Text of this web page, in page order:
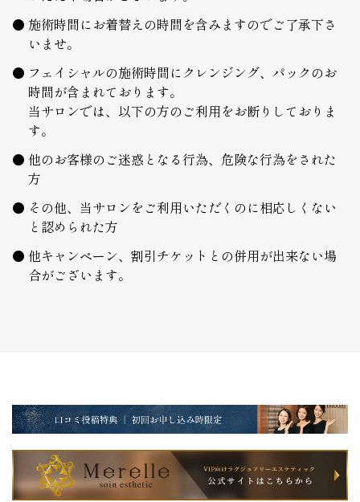
施術時間にお着替えの時間を含みますのでご了承下さ
いませ。
フェイシャルの施術時間にクレンジング、パックのお
時間が含まれております。
当サロンでは、以下の方のご利用をお断りしておりま
す。
他のお客様のご迷惑となる行為、危険な行為をされた
方
その他、当サロンをご利用いただくのに相応しくない
と認められた方
他キャンペーン、割引チケットとの併用が出来ない場
合がございます。